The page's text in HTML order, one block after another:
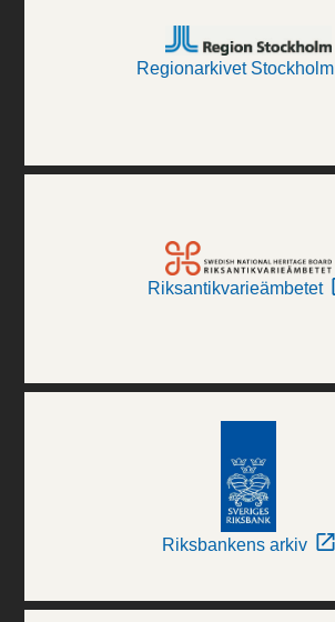
Regionarkivet Stockholm
Riksantikvarieämbetet
Riksbankens arkiv